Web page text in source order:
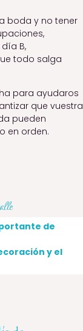
boda y no tener
B,
todo salga
para ayudaros
que vuestra
pueden
en orden.
de
y el